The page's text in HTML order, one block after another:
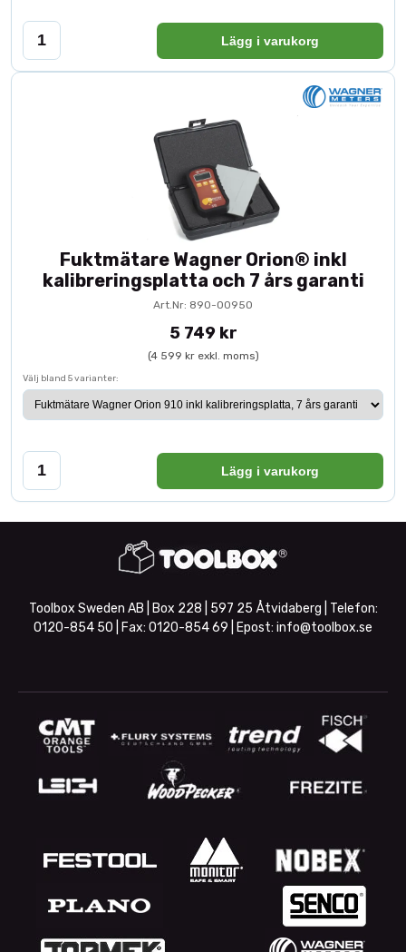
Lägg i varukorg
Fuktmätare Wagner Orion® inkl
kalibreringsplatta och 7 års garanti
Art.Nr: 890-00950
5 749 kr
(4 599 kr exkl. moms)
Välj bland 5 varianter:
Lägg i varukorg
Toolbox Sweden AB | Box 228 | 597 25 Åtvidaberg | Telefon:
0120-854 50 | Fax: 0120-854 69 | Epost: info@toolbox.se